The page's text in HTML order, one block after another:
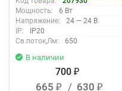
Мощность:
6 Вт
Напряжение:
24 — 24 В
IP:
IP20
Св.поток,Лм:
650
В наличии
700 ₽
665 ₽ / 630 ₽